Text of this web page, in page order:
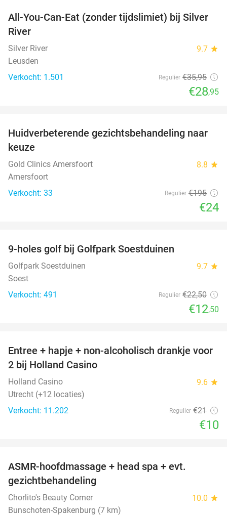
19%
All-You-Can-Eat (zonder tijdslimiet) bij Silver
River
Silver River 9.7 star
Leusden
Verkocht: 1.501
Regulier €35,95
€28,95
88%
Huidverbeterende gezichtsbehandeling naar
keuze
Gold Clinics Amersfoort 8.8 star
Amersfoort
Verkocht: 33
Regulier €195
€24
9-holes golf bij Golfpark Soestduinen
Golfpark Soestduinen 9.7 star
Soest
Verkocht: 491
Regulier €22,50
€12,50
52%
Entree + hapje + non-alcoholisch drankje voor
2 bij Holland Casino
Holland Casino 9.6 star
Utrecht (+12 locaties)
Verkocht: 11.202
Regulier €21
€10
ASMR-hoofdmassage + head spa + evt.
gezichtbehandeling
Chorlito's Beauty Corner 10.0 star
Bunschoten-Spakenburg (7 km)